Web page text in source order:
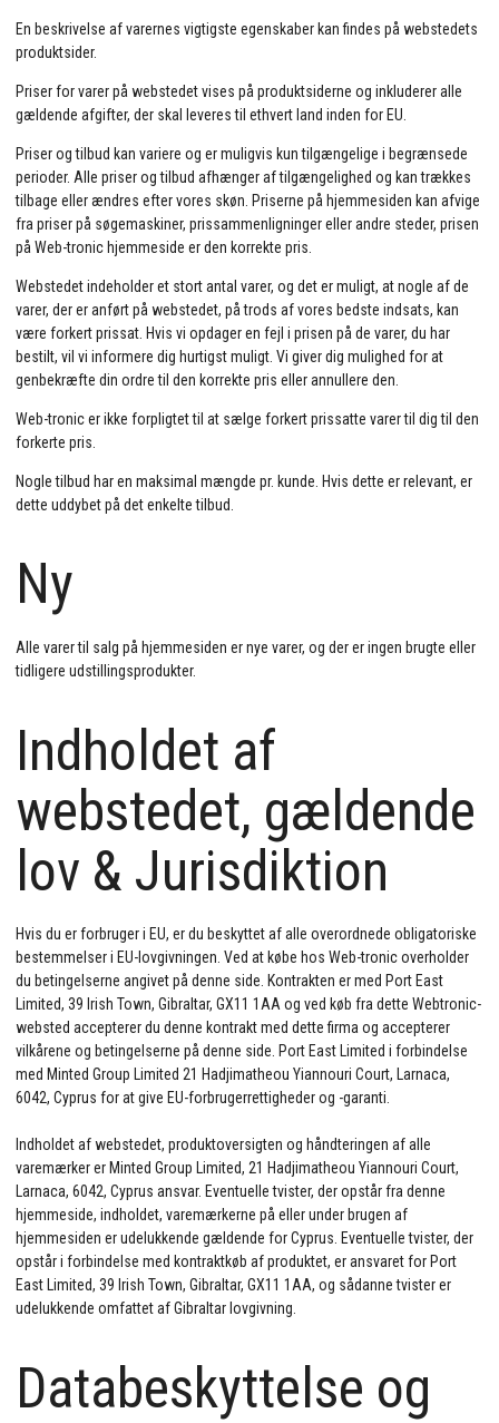
En beskrivelse af varernes vigtigste egenskaber kan findes på webstedets
produktsider.
Priser for varer på webstedet vises på produktsiderne og inkluderer alle
gældende afgifter, der skal leveres til ethvert land inden for EU.
Priser og tilbud kan variere og er muligvis kun tilgængelige i begrænsede
perioder. Alle priser og tilbud afhænger af tilgængelighed og kan trækkes
tilbage eller ændres efter vores skøn. Priserne på hjemmesiden kan afvige
fra priser på søgemaskiner, prissammenligninger eller andre steder, prisen
på Web-tronic hjemmeside er den korrekte pris.
Webstedet indeholder et stort antal varer, og det er muligt, at nogle af de
varer, der er anført på webstedet, på trods af vores bedste indsats, kan
være forkert prissat. Hvis vi opdager en fejl i prisen på de varer, du har
bestilt, vil vi informere dig hurtigst muligt. Vi giver dig mulighed for at
genbekræfte din ordre til den korrekte pris eller annullere den.
Web-tronic er ikke forpligtet til at sælge forkert prissatte varer til dig til den
forkerte pris.
Nogle tilbud har en maksimal mængde pr. kunde. Hvis dette er relevant, er
dette uddybet på det enkelte tilbud.
Ny
Alle varer til salg på hjemmesiden er nye varer, og der er ingen brugte eller
tidligere udstillingsprodukter.
Indholdet af
webstedet, gældende
lov & Jurisdiktion
Hvis du er forbruger i EU, er du beskyttet af alle overordnede obligatoriske
bestemmelser i EU-lovgivningen. Ved at købe hos Web-tronic overholder
du betingelserne angivet på denne side. Kontrakten er med Port East
Limited, 39 Irish Town, Gibraltar, GX11 1AA og ved køb fra dette Webtronic-
websted accepterer du denne kontrakt med dette firma og accepterer
vilkårene og betingelserne på denne side. Port East Limited i forbindelse
med Minted Group Limited 21 Hadjimatheou Yiannouri Court, Larnaca,
6042, Cyprus for at give EU-forbrugerrettigheder og -garanti.
Indholdet af webstedet, produktoversigten og håndteringen af alle
varemærker er Minted Group Limited, 21 Hadjimatheou Yiannouri Court,
Larnaca, 6042, Cyprus ansvar. Eventuelle tvister, der opstår fra denne
hjemmeside, indholdet, varemærkerne på eller under brugen af
hjemmesiden er udelukkende gældende for Cyprus. Eventuelle tvister, der
opstår i forbindelse med kontraktkøb af produktet, er ansvaret for Port
East Limited, 39 Irish Town, Gibraltar, GX11 1AA, og sådanne tvister er
udelukkende omfattet af Gibraltar lovgivning.
Databeskyttelse og